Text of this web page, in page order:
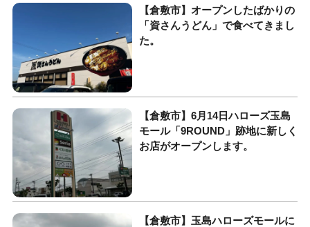
【倉敷市】オープンしたばかりの
「資さんうどん」で食べてきまし
た。
【倉敷市】6月14日ハローズ玉島
モール「9ROUND」跡地に新しく
お店がオープンします。
【倉敷市】玉島ハローズモールに